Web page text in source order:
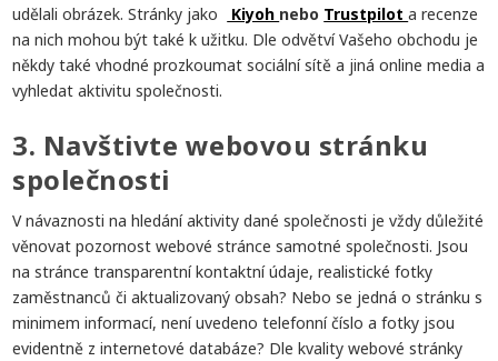
udělali obrázek. Stránky jako
Kiyoh nebo Trustpilota recenze
na nich mohou být také k užitku. Dle odvětví Vašeho obchodu je
někdy také vhodné prozkoumat sociální sítě a jiná online media a
vyhledat aktivitu společnosti.
3. Navštivte webovou stránku
společnosti
V návaznosti na hledání aktivity dané společnosti je vždy důležité
věnovat pozornost webové stránce samotné společnosti. Jsou
na stránce transparentní kontaktní údaje, realistické fotky
zaměstnanců či aktualizovaný obsah? Nebo se jedná o stránku s
minimem informací, není uvedeno telefonní číslo a fotky jsou
evidentně z internetové databáze? Dle kvality webové stránky